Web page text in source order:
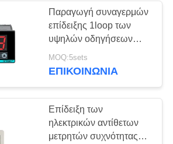
δύναμης
Παραγωγή συναγερμών
επίδειξης 1loop των
υψηλών οδηγήσεων
ακρίβειας ταχυμέτρων
συχνότητας FA
MOQ:5sets
ΕΠΙΚΟΙΝΩΝΊΑ
Επίδειξη των
ηλεκτρικών αντίθετων
μετρητών συχνότητας